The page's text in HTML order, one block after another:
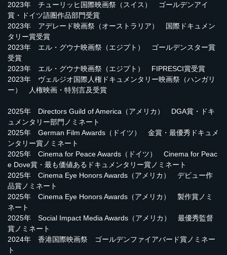
2023年 チューリッヒ国際映画祭（スイス） ゴールデンアイ
賞・ドイツ語圏作品部門受賞
2023年 アデレード映画祭（オーストラリア） 国際ドキュメン
タリー賞受賞
2023年 エル・グウナ映画祭（エジプト） ゴールデンスター賞
受賞
2023年 エル・グウナ映画祭（エジプト） FIPRESCI賞受賞
2023年 ヴェルジオ国際人権ドキュメンタリー映画祭（ハンガリ
ー） 人権映画・特別言及受賞
2025年 Directors Guild of America（アメリカ） DGA賞・ドキ
ュメンタリー部門ノミネート
2025年 German Film Awards（ドイツ） 金賞・最優秀ドキュメ
ンタリー賞ノミネート
2025年 Cinema for Peace Awards（ドイツ） Cinema for Peac
e Dove賞・最も価値あるドキュメンタリー賞ノミネート
2025年 Cinema Eye Honors Awards（アメリカ） デビュー作
品賞ノミネート
2025年 Cinema Eye Honors Awards（アメリカ） 製作賞ノミ
ネート
2025年 Social Impact Media Awards（アメリカ） 最優秀監督
賞ノミネート
2024年 香港国際映画祭 ゴールデンファイアバード賞ノミネー
ト